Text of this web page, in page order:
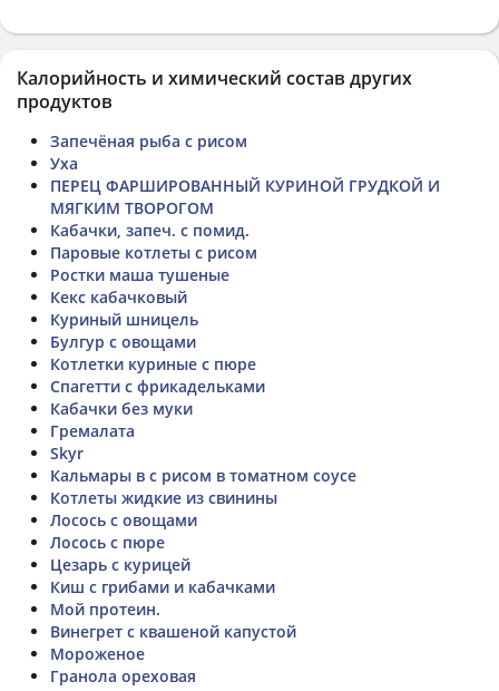
Калорийность и химический состав других
продуктов
Запечёная рыба с рисом
Уха
ПЕРЕЦ ФАРШИРОВАННЫЙ КУРИНОЙ ГРУДКОЙ И
МЯГКИМ ТВОРОГОМ
Кабачки, запеч. с помид.
Паровые котлеты с рисом
Ростки маша тушеные
Кекс кабачковый
Куриный шницель
Булгур с овощами
Котлетки куриные с пюре
Спагетти с фрикадельками
Кабачки без муки
Гремалата
Skyr
Кальмары в с рисом в томатном соусе
Котлеты жидкие из свинины
Лосось с овощами
Лосось с пюре
Цезарь с курицей
Киш с грибами и кабачками
Мой протеин.
Винегрет с квашеной капустой
Мороженое
Гранола ореховая